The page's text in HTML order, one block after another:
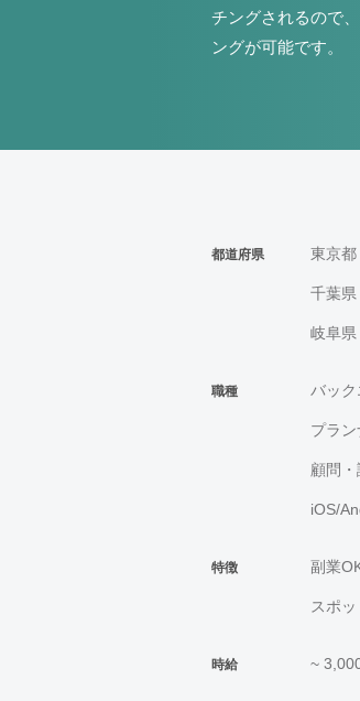
チングされるので
ングが可能です。
都道府県 東京都
千葉県
岐阜県
職種 バッ
プラ
顧問・
iOS/
特徴 副業
スポッ
時給 ~